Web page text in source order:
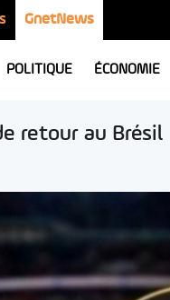
GnetNews
POLITIQUE ÉCONOMIE
retour au Brésil